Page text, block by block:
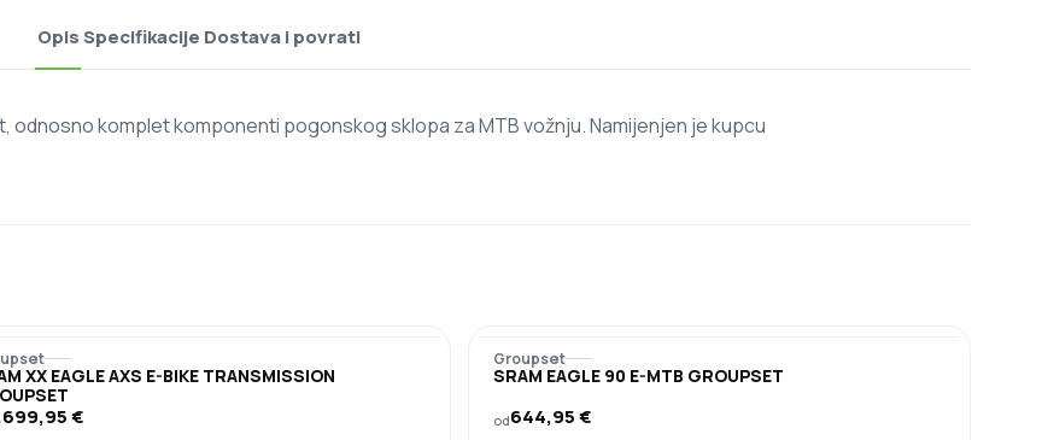
OpisSpecifikacije Dostava i povrati
odnosno komplet komponenti pogonskog sklopa za MTB vožnju. Namijenjen je kupcu
XX EAGLE AXS E-BIKE TRANSMISSION
€
Groupset
SRAM EAGLE 90 E-MTB GROUPSET
od644,95€